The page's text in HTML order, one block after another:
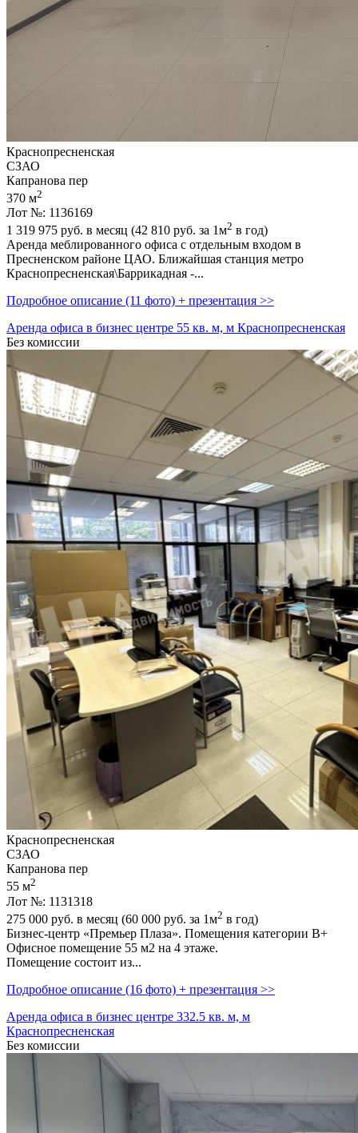
Краснопресненская
СЗАО
Капранова пер
370 м2
Лот №: 1136169
1 319 975 руб. в месяц (42 810 руб. за 1м2 в год)
Аренда меблированного офиса с отдельным входом в
Пресненском районе ЦАО. Ближайшая станция метро
Краснопресненская\Баррикадная -...
Подробное описание (11 фото) + презентация >>
Аренда офиса в бизнес центре 55 кв. м, м Краснопресненская
Без комиссии
Краснопресненская
СЗАО
Капранова пер
55 м2
Лот №: 1131318
275 000 руб. в месяц (60 000 руб. за 1м2 в год)
Бизнес-центр «Премьер Плаза». Помещения категории В+
Офисное помещение 55 м2 на 4 этаже.
Помещение состоит из...
Подробное описание (16 фото) + презентация >>
Аренда офиса в бизнес центре 332.5 кв. м, м
Краснопресненская
Без комиссии